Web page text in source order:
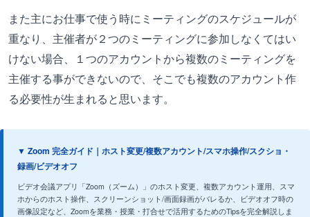
また主にお仕事で使う時にミーティングのスケジュールが
重なり、主催者が２つのミーティングに参加しなくてはい
けない場合、１つのアカウントから複数のミーティングを
主催する事ができないので、そこでも複数のアカウント作
る必要性が生まれると思います。
▼ Zoom 完全ガイド｜ホスト変更/複数アカウント/スマホ操作/スクショ・
録画/ビデオオフ
ビデオ会議アプリ「Zoom（ズーム）」のホスト変更、複数アカウント運用、スマ
ホからのホスト操作、スクリーンショット/画面録画がバレるか、ビデオオフ時の
画像設定など、Zoomを業務・授業・打合せで活用するためのTipsを完全解説しま